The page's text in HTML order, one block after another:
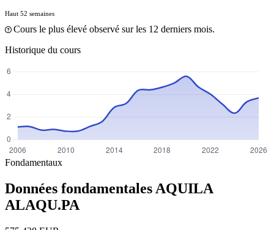
Haut 52 semaines
Cours le plus élevé observé sur les 12 derniers mois.
Historique du cours
Fondamentaux
Données fondamentales AQUILA
ALAQU.PA